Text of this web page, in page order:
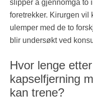
slipper å gjennomgå to
foretrekker. Kirurgen vil
ulemper med de to
blir undersøkt ved
Hvor lenge
kapselfjerning
kan trene?